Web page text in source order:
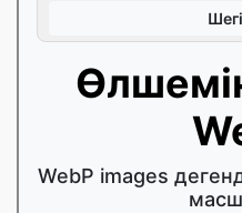
WebP images